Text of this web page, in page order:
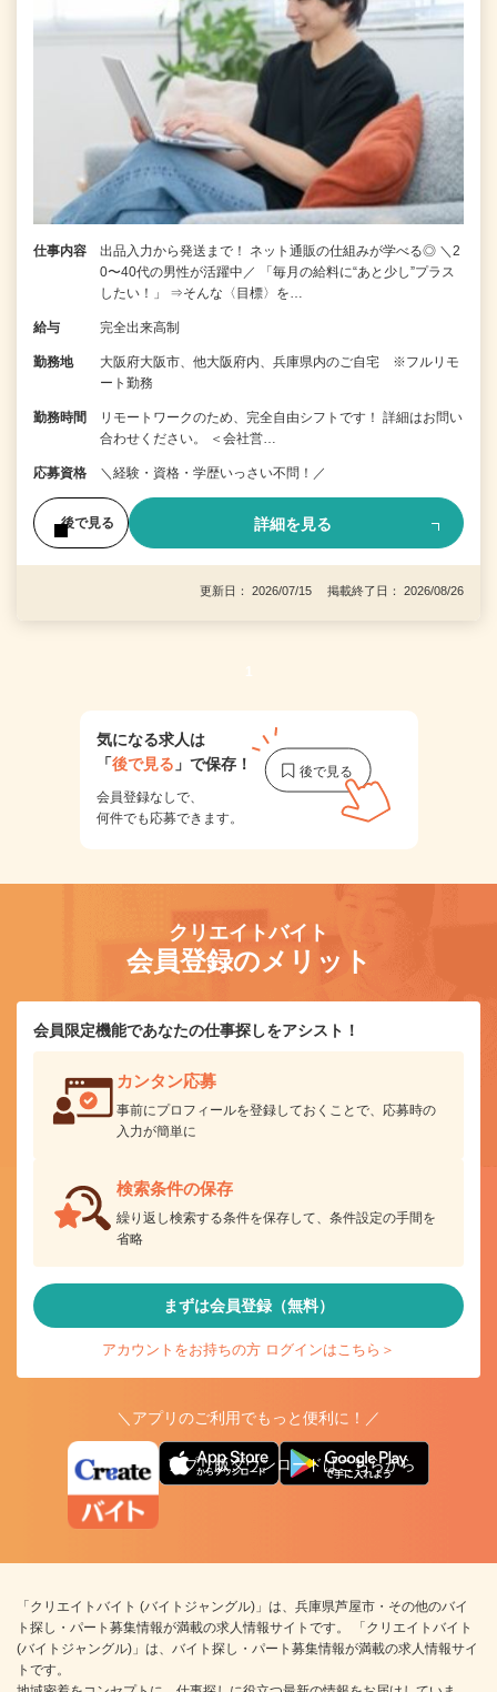
仕事内容
出品入力から発送まで！ ネット通販の仕組みが学べる◎ ＼2
0〜40代の男性が活躍中／ 「毎月の給料に“あと少し”プラス
したい！」 ⇒そんな〈目標〉を…
給与 完全出来高制
勤務地
大阪府大阪市、他大阪府内、兵庫県内のご自宅 ※フルリモ
ート勤務
勤務時間
リモートワークのため、完全自由シフトです！ 詳細はお問い
合わせください。 ＜会社営…
応募資格 ＼経験・資格・学歴いっさい不問！／
後で見る 詳細を見る
更新日： 2026/07/15 掲載終了日： 2026/08/26
1
気になる求人は
「後で見る 」で保存！
会員登録なしで、
何件でも応募できます。
クリエイトバイト
会員登録のメリット
会員限定機能であなたの仕事探しをアシスト！
カンタン応募
事前にプロフィールを登録しておくことで、応募時の
入力が簡単に
検索条件の保存
繰り返し検索する条件を保存して、条件設定の手間を
省略
まずは会員登録（無料）
アカウントをお持ちの方 ログインはこちら＞
＼アプリのご利用でもっと便利に！／
アプリ版ダウンロードはこちらから
「クリエイトバイト (バイトジャングル)」は、兵庫県芦屋市・その他のバイ
ト探し・パート募集情報が満載の求人情報サイトです。 「クリエイトバイト
(バイトジャングル)」は、バイト探し・パート募集情報が満載の求人情報サイ
トです。